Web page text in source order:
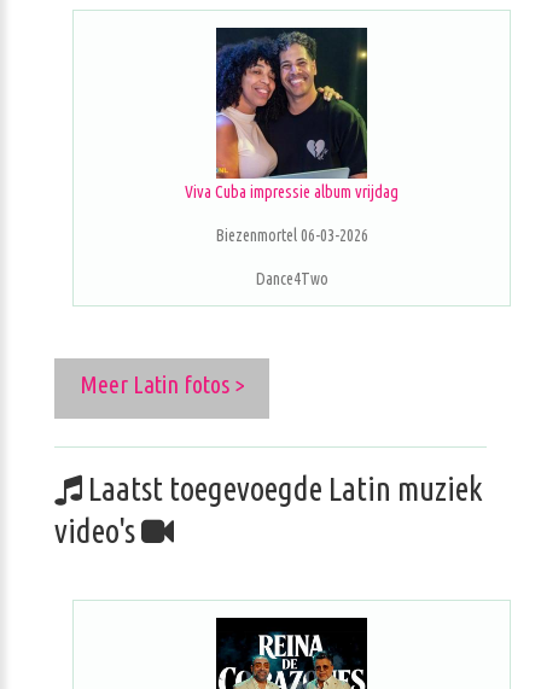
Viva Cuba impressie album vrijdag
Biezenmortel 06-03-2026
Dance4Two
Meer Latin fotos >
Laatst toegevoegde Latin muziek
video's